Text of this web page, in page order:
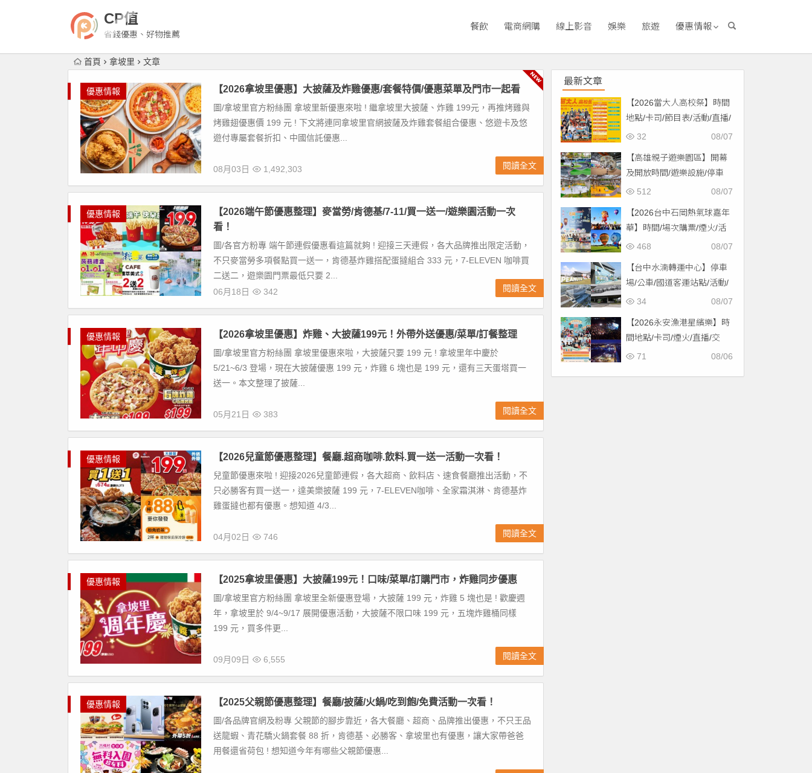
CP值
省錢優惠、好物推薦
餐飲 電商網購 線上影音 娛樂 旅遊 優惠情報
首頁 拿坡里 文章
優惠情報 【2026拿坡里優惠】大披薩及炸雞優惠/套餐特價/優惠菜單及門市一起看
圖/拿坡里官方粉絲團 拿坡里新優惠來啦 ! 繼拿坡里大披薩、炸雞 199元，再推烤雞與
烤雞翅優惠價 199 元 ! 下文將連同拿坡里官網披薩及炸雞套餐組合優惠、悠遊卡及悠
遊付專屬套餐折扣、中國信託優惠...
08月03日 1,492,303 閱讀全文
優惠情報
【2026端午節優惠整理】麥當勞/肯德基/7-11/買一送一/遊樂園活動一次
看！
圖/各官方粉專 端午節連假優惠看這篇就夠 ! 迎接三天連假，各大品牌推出限定活動，
不只麥當勞多項餐點買一送一，肯德基炸雞搭配蛋撻組合 333 元，7-ELEVEN 咖啡買
二送二，遊樂園門票最低只要 2...
06月18日
342 閱讀全文
優惠情報 【2026拿坡里優惠】炸雞、大披薩199元！外帶外送優惠/菜單/訂餐整理
圖/拿坡里官方粉絲團 拿坡里優惠來啦，大披薩只要 199 元 ! 拿坡里年中慶於
5/21~6/3 登場，現在大披薩優惠 199 元，炸雞 6 塊也是 199 元，還有三天蛋塔買一
送一。本文整理了披薩...
05月21日 383 閱讀全文
優惠情報 【2026兒童節優惠整理】餐廳.超商咖啡.飲料.買一送一活動一次看！
兒童節優惠來啦 ! 迎接2026兒童節連假，各大超商、飲料店、速食餐廳推出活動，不
只必勝客有買一送一，達美樂披薩 199 元，7-ELEVEN咖啡、全家霜淇淋、肯德基炸
雞蛋撻也都有優惠。想知道 4/3...
04月02日 746 閱讀全文
優惠情報 【2025拿坡里優惠】大披薩199元！口味/菜單/訂購門市，炸雞同步優惠
圖/拿坡里官方粉絲團 拿坡里全新優惠登場，大披薩 199 元，炸雞 5 塊也是 ! 歡慶週
年，拿坡里於 9/4~9/17 展開優惠活動，大披薩不限口味 199 元，五塊炸雞桶同樣
199 元，買多件更...
09月09日 6,555 閱讀全文
優惠情報 【2025父親節優惠整理】餐廳/披薩/火鍋/吃到飽/免費活動一次看！
圖/各品牌官網及粉專 父親節的腳步靠近，各大餐廳、超商、品牌推出優惠，不只王品
送龍蝦、青花驕火鍋套餐 88 折，肯德基、必勝客、拿坡里也有優惠，讓大家帶爸爸
用餐還省荷包 ! 想知道今年有哪些父親節優惠...
最新文章
【2026當大人高校祭】時間
地點/卡司/節目表/活動/直播/
交通，免費入場！
08/07
32
【高雄親子遊樂園區】開幕
及開放時間/遊樂設施/停車
場/交通一次看！
08/07
512
【2026台中石岡熱氣球嘉年
華】時間/場次購票/煙火/活
動/交通，土牛運動公園登08/07
468
【台中水湳轉運中心】停車
場/公車/國道客運站點/活動/
交通，啟用免費停車！ 08/07
34
【2026永安漁港星繽樂】時
間地點/卡司/煙火/直播/交
通，免費入場！
08/06
71